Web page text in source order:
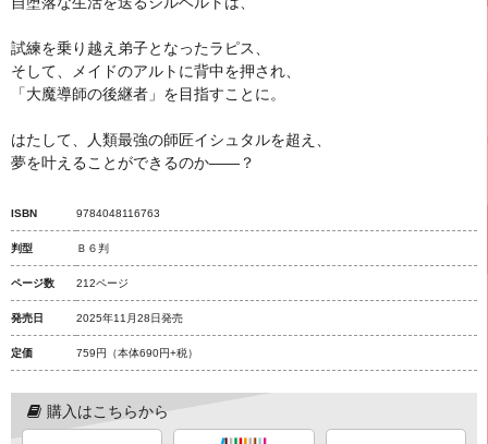
試練を乗り越え弟子となったラピス、
そして、メイドのアルトに背中を押され、
「大魔導師の後継者」を目指すことに。
はたして、人類最強の師匠イシュタルを超え、
夢を叶えることができるのか――？
ISBN 9784048116763
判型 Ｂ６判
ページ数 212ページ
発売日 2025年11月28日発売
定価 759円 （本体690円+税）
購入はこちらから